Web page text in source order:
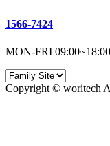
1566-7424
MON-FRI 09:00~18:00
Copyright © woritech